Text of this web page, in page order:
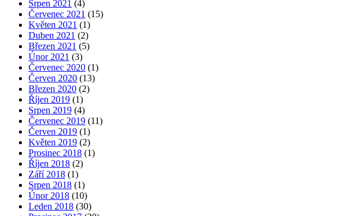
Srpen 2021 (4)
Červenec 2021 (15)
Květen 2021 (1)
Duben 2021 (2)
Březen 2021 (5)
Únor 2021 (3)
Červenec 2020 (1)
Červen 2020 (13)
Březen 2020 (2)
Říjen 2019 (1)
Srpen 2019 (4)
Červenec 2019 (11)
Červen 2019 (1)
Květen 2019 (2)
Prosinec 2018 (1)
Říjen 2018 (2)
Září 2018 (1)
Srpen 2018 (1)
Únor 2018 (10)
Leden 2018 (30)